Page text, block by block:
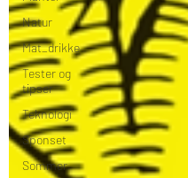
Natur
Mat_drikke
Tester og
tipser
Teknologi
Sponset
Sommer